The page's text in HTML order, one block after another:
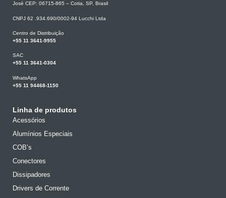
José CEP: 06715-865 – Cotia, SP, Brasil
CNPJ 62 .934.690/0002-94 Lucchi Ltda
Centro de Distribuição
+55 11 3641-9955
SAC
+55 11 3641-0304
WhatsApp
+55 11 94468-1150
Linha de produtos
Acessórios
Alumínios Especiais
COB’s
Conectores
Dissipadores
Drivers de Corrente